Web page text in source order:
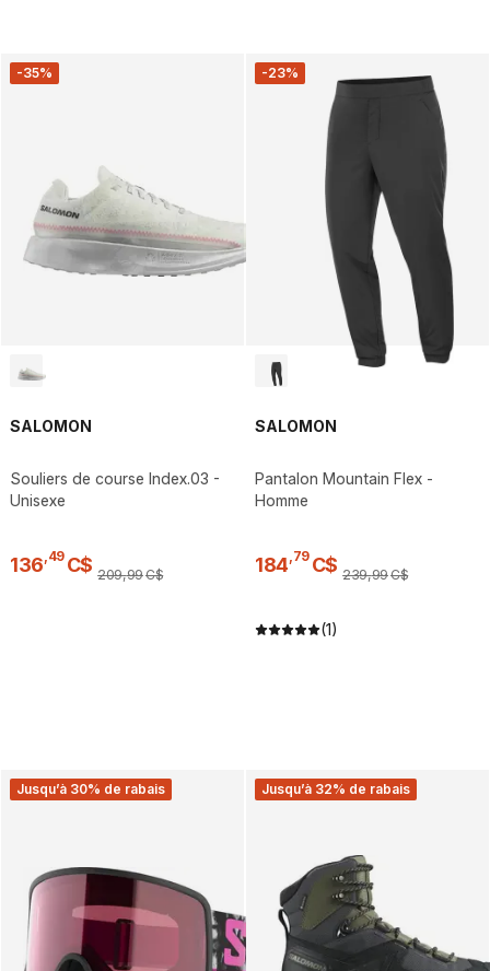
-35%
SALOMON
Souliers de course Index.03 -
Unisexe
136 49 C$ 209,99C$
-23%
SALOMON
Pantalon Mountain Flex -
Homme
184 79 C$ 239,99C$
(1)
Jusqu’à 30% de rabais Jusqu’à 32% de rabais